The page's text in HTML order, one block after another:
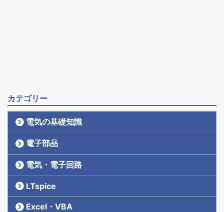
カテゴリー
電気の基礎知識
電子部品
電気・電子回路
LTspice
Excel・VBA